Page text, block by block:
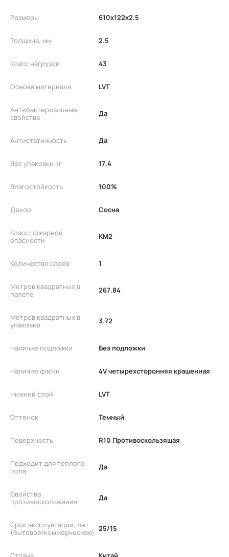
Размеры 610x122x2.5
Толщина, мм 2.5
Класс нагрузки 43
Основа материала LVT
Антибактериальные
свойства
Да
Антистатичность Да
Вес упаковки кг 17.4
Влагостойкость 100%
Декор Сосна
Класс пожарной
опасности
КМ2
Количество слоёв 1
Метров квадратных в
палете
267.84
Метров квадратных в
упаковке
3.72
Наличие подложки Без подложки
Наличие фаски 4V четырехсторонняя крашенная
Нижний слой LVT
Оттенок Темный
Поверхность R10 Противоскользящая
Подходит для теплого
пола
Да
Свойства
противоскольжения
Да
Срок эксплуатации, лет
(бытовое/коммерческое) 25/15